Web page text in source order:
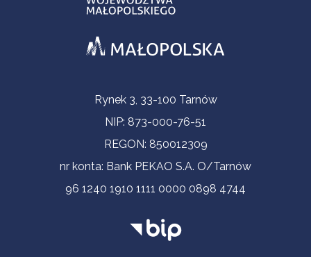
Informacje kontaktoweRynek 3, 33-100 Tarnów
NIP: 873-000-76-51
REGON: 850012309
nr konta: Bank PEKAO S.A. O/Tarnów
96 1240 1910 1111 0000 0898 4744